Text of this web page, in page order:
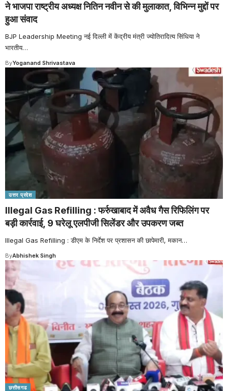
ने भाजपा राष्ट्रीय अध्यक्ष नितिन नवीन से की मुलाकात, विभिन्न मुद्दों पर
हुआ संवाद
BJP Leadership Meeting नई दिल्ली में केंद्रीय मंत्री ज्योतिरादित्य सिंधिया ने
भारतीय…
ByYoganand Shrivastava
उत्तर प्रदेश
Illegal Gas Refilling : फर्रुखाबाद में अवैध गैस रिफिलिंग पर
बड़ी कार्रवाई, 9 घरेलू एलपीजी सिलेंडर और उपकरण जब्त
Illegal Gas Refilling : डीएम के निर्देश पर प्रशासन की छापेमारी, मकान…
ByAbhishek Singh
छत्तीसगढ